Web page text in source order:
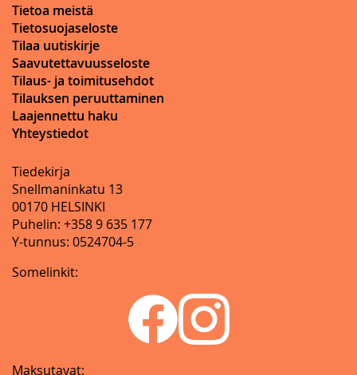
Tietoa meistä
Tietosuojaseloste
Tilaa uutiskirje
Saavutettavuusseloste
Tilaus- ja toimitusehdot
Tilauksen peruuttaminen
Laajennettu haku
Yhteystiedot
Tiedekirja
Snellmaninkatu 13
00170 HELSINKI
Puhelin: +358 9 635 177
Y-tunnus: 0524704-5
Somelinkit:
Maksutavat: